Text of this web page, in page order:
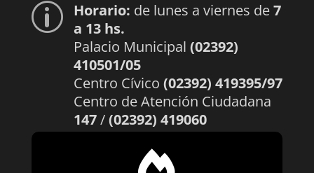
p Horario: de lunes a viernes de7
a 13 hs.
Palacio Municipal (02392)
410501/05
Centro Cívico (02392) 419395/97
Centro de Atención Ciudadana
147/(02392) 419060